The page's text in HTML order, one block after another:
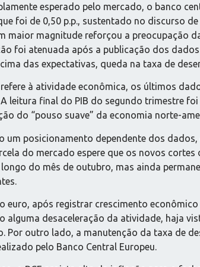
esperado pelo mercado, o banco
foi de 0,50 p.p., sustentado no discurso
maior magnitude reforçou a preocupação
foi atenuada após a publicação dos
das expectativas, queda na taxa de
refere à atividade econômica, os últimos
leitura final do PIB do segundo trimestre
do “pouso suave” da economia norte-
um posicionamento dependente dos
do mercado espere que os novos
do mês de outubro, mas ainda
euro, após registrar crescimento
alguma desaceleração da atividade, haja
Por outro lado, a manutenção da taxa de
pelo Banco Central Europeu.